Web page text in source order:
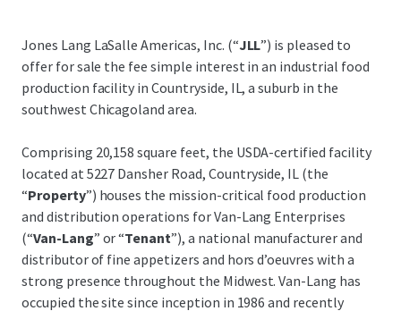
Jones Lang LaSalle Americas, Inc. (“JLL”) is pleased to
offer for sale the fee simple interest in an industrial food
production facility in Countryside, IL, a suburb in the
southwest Chicagoland area.
Comprising 20,158 square feet, the USDA-certified facility
located at 5227 Dansher Road, Countryside, IL (the
“Property”) houses the mission-critical food production
and distribution operations for Van-Lang Enterprises
(“Van-Lang” or “Tenant”), a national manufacturer and
distributor of fine appetizers and hors d’oeuvres with a
strong presence throughout the Midwest. Van-Lang has
occupied the site since inception in 1986 and recently